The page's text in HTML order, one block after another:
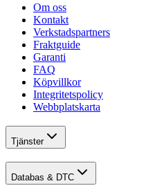
Om oss
Kontakt
Verkstadspartners
Fraktguide
Garanti
FAQ
Köpvillkor
Integritetspolicy
Webbplatskarta
Tjänster
Databas & DTC